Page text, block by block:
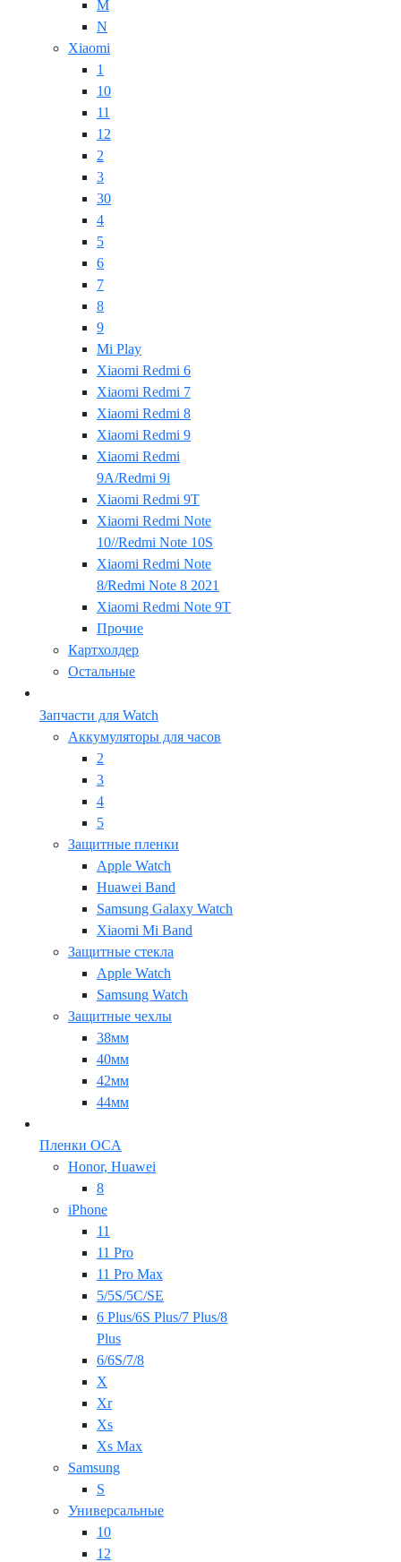
M
N
Xiaomi
1
10
11
12
2
3
30
4
5
6
7
8
9
Mi Play
Xiaomi Redmi 6
Xiaomi Redmi 7
Xiaomi Redmi 8
Xiaomi Redmi 9
Xiaomi Redmi
9A/Redmi 9i
Xiaomi Redmi 9T
Xiaomi Redmi Note
10//Redmi Note 10S
Xiaomi Redmi Note
8/Redmi Note 8 2021
Xiaomi Redmi Note 9T
Прочие
Картхолдер
Остальные
Запчасти для Watch
Аккумуляторы для часов
2
3
4
5
Защитные пленки
Apple Watch
Huawei Band
Samsung Galaxy Watch
Xiaomi Mi Band
Защитные стекла
Apple Watch
Samsung Watch
Защитные чехлы
38мм
40мм
42мм
44мм
Пленки OCA
Honor, Huawei
8
iPhone
11
11 Pro
11 Pro Max
5/5S/5C/SE
6 Plus/6S Plus/7 Plus/8
Plus
6/6S/7/8
X
Xr
Xs
Xs Max
Samsung
S
Универсальные
10
12